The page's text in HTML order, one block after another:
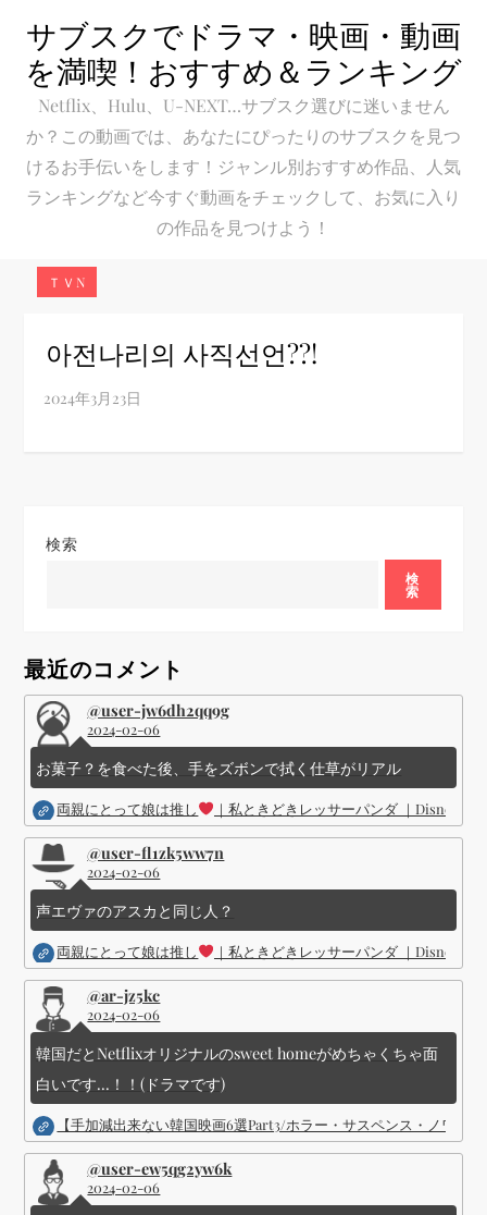
content
サブスクでドラマ・映画・動画
を満喫！おすすめ＆ランキング
Netflix、Hulu、U-NEXT…サブスク選びに迷いません
か？この動画では、あなたにぴったりのサブスクを見つ
けるお手伝いをします！ジャンル別おすすめ作品、人気
ランキングなど今すぐ動画をチェックして、お気に入り
の作品を見つけよう！
ＴＶN
아전나리의 사직선언??!
検索
検
索
最近のコメント
@user-jw6dh2qq9g
2024-02-06
お菓子？を食べた後、手をズボンで拭く仕草がリアル
両親にとって娘は推し ｜私ときどきレッサーパンダ ｜Disney (
@user-fl1zk5ww7n
2024-02-06
声エヴァのアスカと同じ人？
両親にとって娘は推し ｜私ときどきレッサーパンダ ｜Disney (
@ar-jz5kc
2024-02-06
韓国だとNetflixオリジナルのsweet homeがめちゃくちゃ面
白いです...！！(ドラマです)
【手加減出来ない韓国映画6選Part3/ホラー・サスペンス・ノワー
@user-ew5qg2yw6k
2024-02-06